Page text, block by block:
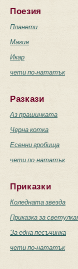
Поезия
Планети
Магия
Икар
чети по-нататък
Разкази
Аз прашинката
Черна котка
Есенни гробища
чети по-нататък
Приказки
Коледната звезда
Приказка за
За една песъчинка
чети по-нататък